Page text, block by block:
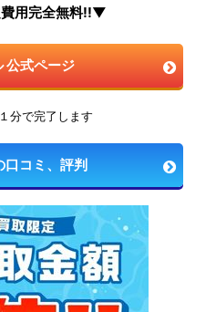
用完全無料!!▼
公式ページ
分で完了します
口コミ、評判